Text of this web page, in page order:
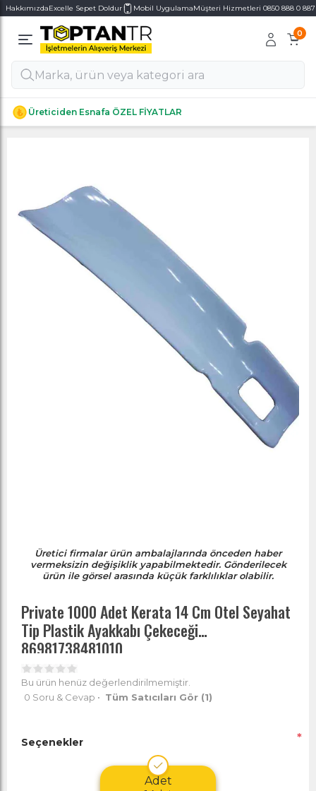
HakkımızdaExcelle Sepet Doldur Mobil UygulamaMüşteri Hizmetleri 0850 888 0 887
0
Üreticiden Esnafa ÖZEL FİYATLAR
Alt Kategoriler
Alt Kategoriler
Üretici firmalar ürün ambalajlarında önceden haber
vermeksizin değişiklik yapabilmektedir. Gönderilecek
ürün ile görsel arasında küçük farklılıklar olabilir.
Private 1000 Adet Kerata 14 Cm Otel Seyahat
Tip Plastik Ayakkabı Çekeceği
86981738481010
Bu ürün henüz değerlendirilmemiştir.
0 Soru & Cevap • Tüm Satıcıları Gör (1)
Seçenekler *
Adet